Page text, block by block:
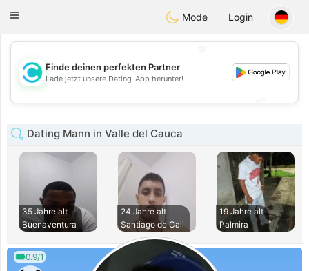
olombiaCitas
Toggle
Mode Login
💖
💕
Finde deinen perfekten Partner
Lade jetzt unsere Dating-App herunter!
Dating Mann in Valle del Cauca
35 Jahre alt
Buenaventura
24 Jahre alt
Santiago de Cali
19 Jahre alt
Palmira
0.9/1